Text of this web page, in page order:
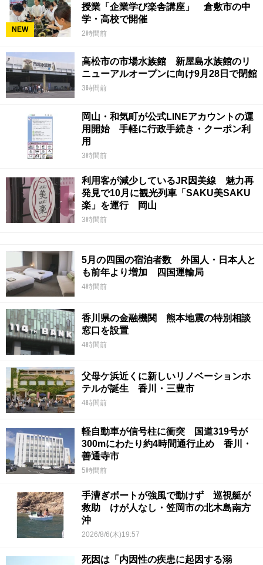
NEW
授業「企業学び楽舎講座」 倉敷市の中
学・高校で開催
2時間前
高松市の市場水族館 新屋島水族館のリ
ニューアルオープンに向け9月28日で閉館
3時間前
岡山・和気町が公式LINEアカウントの運
用開始 手軽に行政手続き・クーポン利
用
3時間前
利用客が減少しているJR因美線 魅力再
発見で10月に観光列車「SAKU美SAKU
楽」を運行 岡山
3時間前
5月の四国の宿泊者数 外国人・日本人と
も前年より増加 四国運輸局
4時間前
香川県の金融機関 熊本地震の特別相談
窓口を設置
4時間前
父母ケ浜近くに新しいリノベーションホ
テルが誕生 香川・三豊市
4時間前
軽自動車が信号柱に衝突 国道319号が
300mにわたり約4時間通行止め 香川・
善通寺市
5時間前
手漕ぎボートが強風で動けず 巡視艇が
救助 けが人なし・笠岡市の北木島南方
沖
2026/8/6(木)19:57
死因は「内因性の疾患に起因する溺